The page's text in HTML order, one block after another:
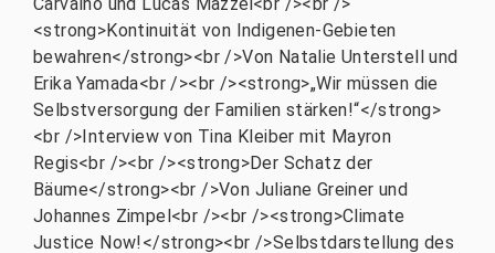
<strong>Kontinuität von Indigenen-Gebieten
bewahren</strong><br />Von Natalie Unterstell und
Erika Yamada<br /><br /><strong>„Wir müssen die
Selbstversorgung der Familien stärken!“</strong>
<br />Interview von Tina Kleiber mit Mayron
Regis<br /><br /><strong>Der Schatz der
Bäume</strong><br />Von Juliane Greiner und
Johannes Zimpel<br /><br /><strong>Climate
Justice Now!</strong><br />Selbstdarstellung des